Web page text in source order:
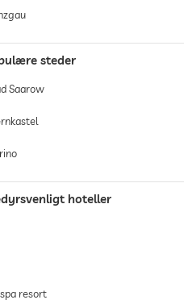
steder
Saarow
hoteller
resort